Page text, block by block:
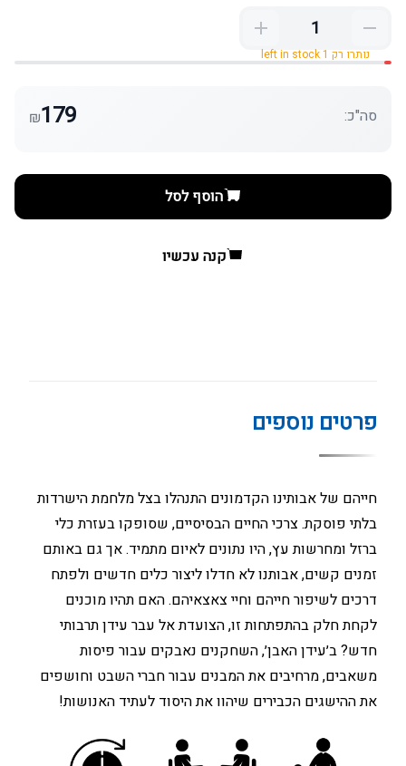
נותרו רק 1 left in stock
סה"כ: 179
₪
הוסף לסל
קנה עכשיו
פרטים נוספים
חייהם של אבותינו הקדמונים התנהלו בצל מלחמת הישרדות
בלתי פוסקת. צרכי החיים הבסיסיים, שסופקו בעזרת כלי
ברזל ומחרשות עץ, היו נתונים לאיום מתמיד. אך גם באותם
זמנים קשים, אבותנו לא חדלו ליצור כלים חדשים ולפתח
דרכים לשיפור חייהם וחיי צאצאיהם. האם תהיו מוכנים
לקחת חלק בהתפתחות זו, הצועדת אל עבר עידן תרבותי
חדש? ב׳עידן האבן׳, השחקנים נאבקים עבור פיסות
משאבים, מרחיבים את המבנים עבור חברי השבט וחושפים
את ההישגים הכבירים שיהוו את היסוד לעתיד האנושות!